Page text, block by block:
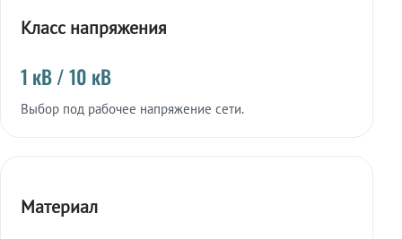
Класс напряжения
1 кВ / 10 кВ
Выбор под рабочее напряжение сети.
Материал